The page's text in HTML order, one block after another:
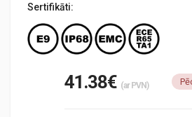
Sertifikāti:
41.38€ (ar PVN)